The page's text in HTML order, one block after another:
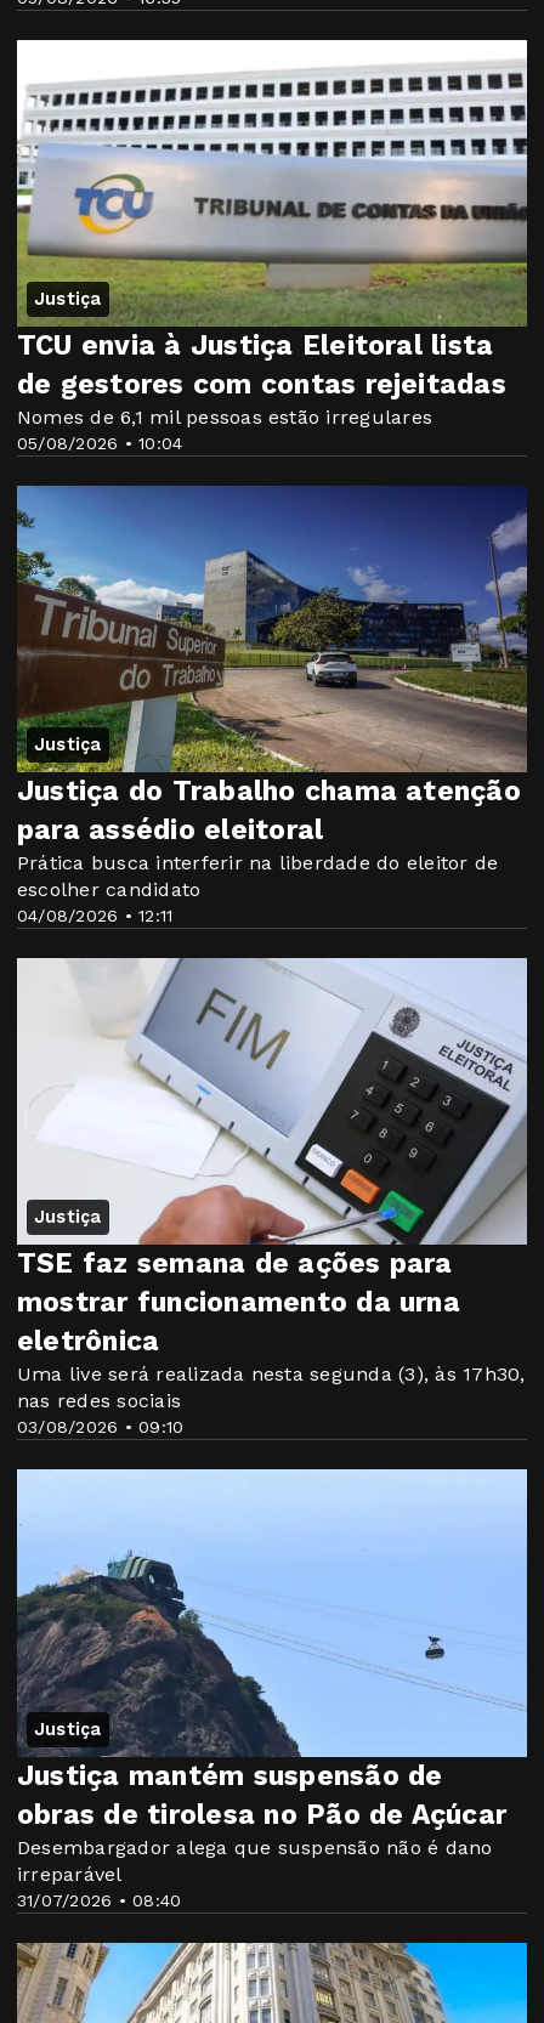
Justiça
05/08/2026 • 10:04
TCU envia à Justiça Eleitoral lista
de gestores com contas rejeitadas
Nomes de 6,1 mil pessoas estão irregulares
Justiça
04/08/2026 • 12:11
Justiça do Trabalho chama atenção
para assédio eleitoral
Prática busca interferir na liberdade do eleitor de
escolher candidato
Justiça
03/08/2026 • 09:10
TSE faz semana de ações para
mostrar funcionamento da urna
eletrônica
Uma live será realizada nesta segunda (3), às 17h30,
nas redes sociais
Justiça
31/07/2026 • 08:40
Justiça mantém suspensão de
obras de tirolesa no Pão de Açúcar
Desembargador alega que suspensão não é dano
irreparável